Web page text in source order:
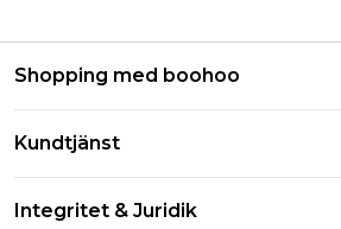
Shopping med boohoo
Studentrabatt - UNiDAYS
Kundtjänst
Integritet & Juridik